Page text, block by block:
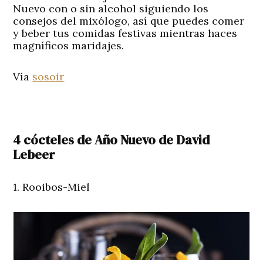
Nuevo con o sin alcohol siguiendo los
consejos del mixólogo, así que puedes comer
y beber tus comidas festivas mientras haces
magníficos maridajes.
Vía sosoir
4 cócteles de Año Nuevo de David
Lebeer
1. Rooibos-Miel